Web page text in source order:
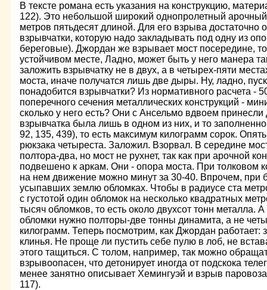
В тексте романа есть указания на конструкцию,
122). Это небольшой широкий однопролетный
метров пятьдесят длиной. Для его взрыва достаточно
взрывчатки, которую надо закладывать под одну из
береговые). Джордан же взрывает мост посередине,
устойчивом месте, Ладно, может быть у него манера
заложить взрывчатку не в двух, а в четырех-пяти
моста, иначе получатся лишь две дыры. Ну, ладно,
понадобится взрывчатки? Из нормативного расчета -
поперечного сечения металлических конструкций -
сколько у него есть? Они с Ансельмо вдвоем
взрывчатка была лишь в одном из них, и то
92, 135, 439), то есть максимум килограмм сорок.
рюкзака четыреста. Заложил. Взорвал. В середине
полтора-два, но мост не рухнет, так как при арочной
подвешено к аркам. Они - опора моста. При толковом
на нем движение можно минут за 30-40. Впрочем, при
усыпавших землю обломках. Чтобы в радиусе ста
с густотой один обломок на несколько квадратных
тысяч об­ломков, то есть около двухсот тонн металла.
обломки нужно полторы-две тонны динамита, а не
килограмм. Теперь посмотрим, как Джордан работает:
клинья. Не проще ли пустить себе пулю в лоб, не
этого тащиться. С толом, например, так можно
взрывоопасен, что детонирует иногда от подскока
менее занятно описывает Хемингуэй и взрыв
117).